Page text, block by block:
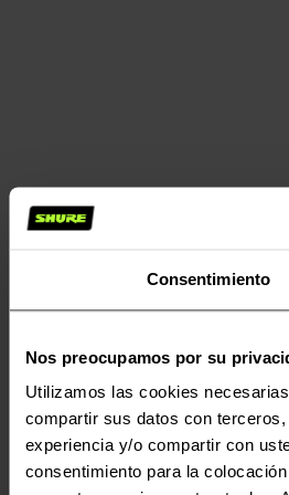
Consentimiento
Nos preocupamos por su
Utilizamos las cookies
compartir sus datos con
experiencia y/o compartir con
consentimiento para la